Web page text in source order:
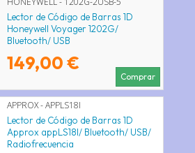
Lector de Código de Barras 1D
Honeywell Voyager 1202G/
Bluetooth/ USB
149,00 €
Comprar
APPROX - APPLS18I
Lector de Código de Barras 1D
Approx appLS18I/ Bluetooth/ USB/
Radiofrecuencia